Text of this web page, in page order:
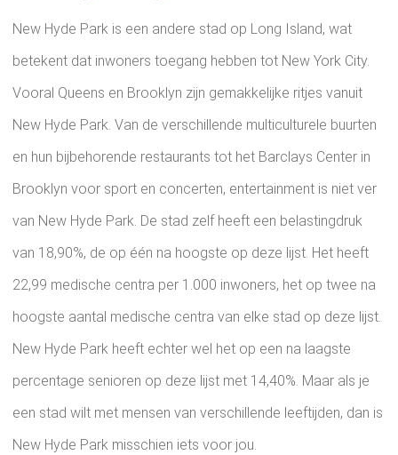
New Hyde Park is een andere stad op Long Island, wat
betekent dat inwoners toegang hebben tot New York City.
Vooral Queens en Brooklyn zijn gemakkelijke ritjes vanuit
New Hyde Park. Van de verschillende multiculturele buurten
en hun bijbehorende restaurants tot het Barclays Center in
Brooklyn voor sport en concerten, entertainment is niet ver
van New Hyde Park. De stad zelf heeft een belastingdruk
van 18,90%, de op één na hoogste op deze lijst. Het heeft
22,99 medische centra per 1.000 inwoners, het op twee na
hoogste aantal medische centra van elke stad op deze lijst.
New Hyde Park heeft echter wel het op een na laagste
percentage senioren op deze lijst met 14,40%. Maar als je
een stad wilt met mensen van verschillende leeftijden, dan is
New Hyde Park misschien iets voor jou.